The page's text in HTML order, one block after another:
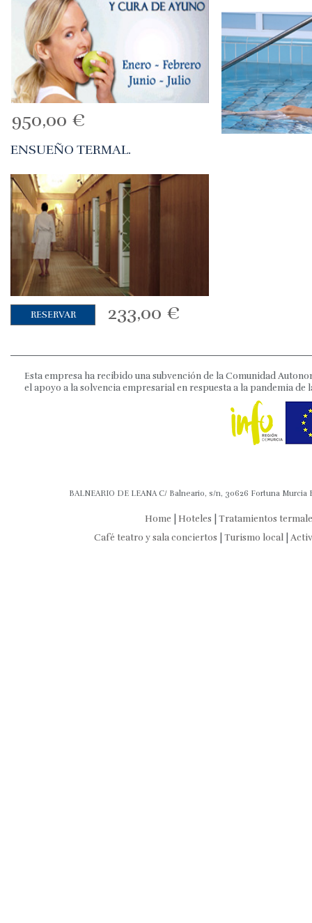
950,00 €
ENSUEÑO TERMAL.
RESERVAR 233,00 €
Esta empresa ha recibido una subvención de la Comunidad
el apoyo a la solvencia empresarial en respuesta a la pandemia de
BALNEARIO DE LEANA C/ Balneario, s/n, 30626 Fortuna
Home Hoteles
Tratamientos
Café teatro y sala conciertos
Turismo local|